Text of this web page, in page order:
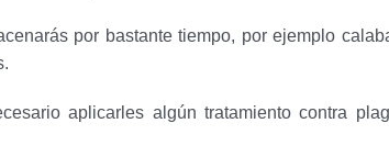
por bastante tiempo, por ejemplo
aplicarles algún tratamiento contra